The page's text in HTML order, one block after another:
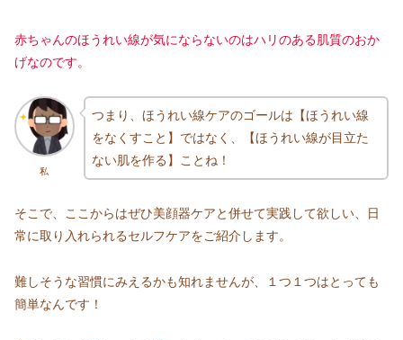
赤ちゃんのほうれい線が気にならないのはハリのある肌質のおか
げなのです。
私
つまり、ほうれい線ケアのゴールは【ほうれい線
をなくすこと】ではなく、【ほうれい線が目立た
ない肌を作る】ことね！
そこで、ここからはぜひ美顔器ケアと併せて実践して欲しい、日
常に取り入れられるセルフケアをご紹介します。
難しそうな習慣にみえるかも知れませんが、１つ１つはとっても
簡単なんです！